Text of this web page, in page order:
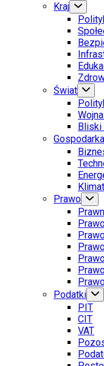
Kraj
Świat
Bliski
Gospodarka
Prawo
Podatki
PIT
CIT
VAT